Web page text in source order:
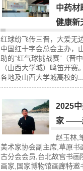
中药材
健康新
红球纷飞传三晋，大爱无
中国红十字会总会主办，
助的“红气球挑战赛”（晋
（山西大学城）鸣笛开赛
各地及山西大学城高校的...
2025
家 ——
赵玉林,
美术家协会副主席,草原书
古分会会员,台北故宫书画
画家,国家博物馆画廊特邀